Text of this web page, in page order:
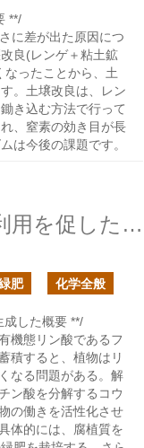
**/
に差が出た原因につ
良(レンゲ＋粘土鉱
ったことから、土
。土壌改良は、レン
き込む方法で行って
、窒素の効き目が長
は今後の課題です。
土壌中の有機態リン酸の利用を促したい
肥 化学全般
成した概要 **/
機態リン酸であるフ
積すると、植物はリ
なる問題がある。解
ン酸を分解するコウ
の働きを活性化させ
体的には、腐植質を